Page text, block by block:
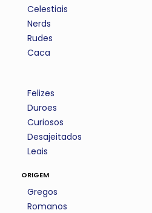
Celestiais
Nerds
Rudes
Caca
Felizes
Duroes
Curiosos
Desajeitados
Leais
origem
Gregos
Romanos